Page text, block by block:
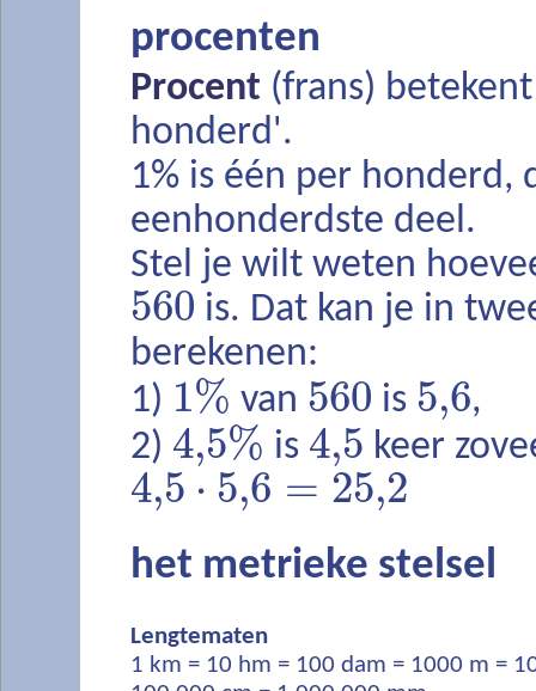
procenten
Procent (frans)
honderd'.
1% is één per honderd,
eenhonderdste deel.
Stel je wilt weten
560 is. Dat kan je in
berekenen:
1) 1% van 560 is 5,6,
2) 4,5% is 4,5 keer
4,5 ⋅ 5,6 = 25,2
het metrieke stelsel
Lengtematen
1 km = 10 hm = 100 dam = 1000 m =